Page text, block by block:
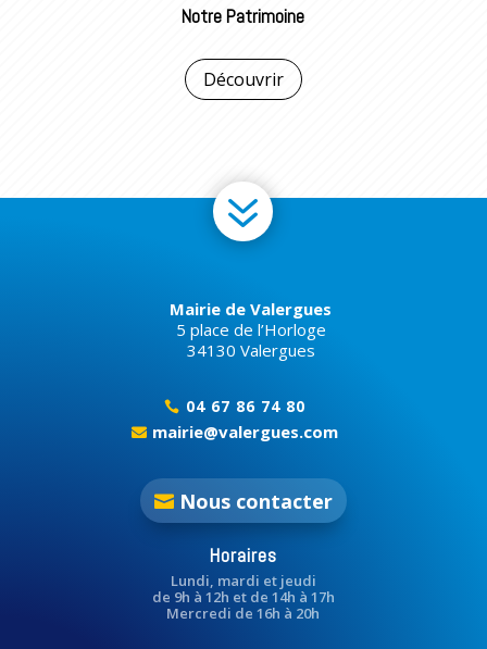
Notre Patrimoine
Découvrir
7
Mairie de Valergues
5 place de l’Horloge
34130 Valergues
 04 67 86 74 80
 mairie@valergues.com
Nous contacter
Horaires
Lundi, mardi et jeudi
de 9h à 12h et de 14h à 17h
Mercredi de 16h à 20h